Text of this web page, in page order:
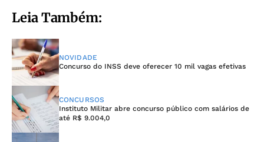
Leia Também:
NOVIDADE
Concurso do INSS deve oferecer 10 mil vagas efetivas
CONCURSOS
Instituto Militar abre concurso público com salários de
até R$ 9.004,0